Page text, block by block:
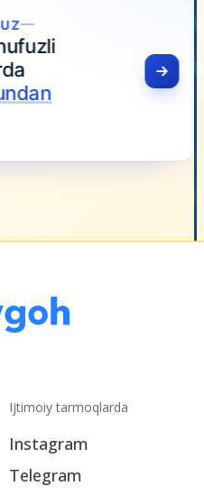
Ijtimoiy tarmoqlarda
Instagram
Telegram